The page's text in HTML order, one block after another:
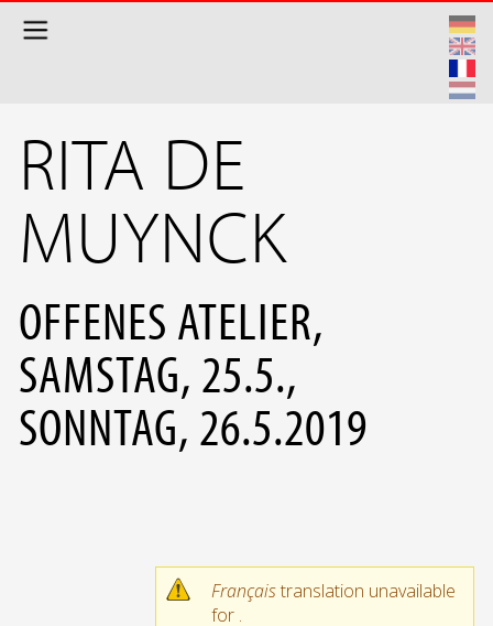
RITA DE
MUYNCK
OFFENES ATELIER,
SAMSTAG, 25.5.,
SONNTAG, 26.5.2019
Françaistranslation unavailable
for .